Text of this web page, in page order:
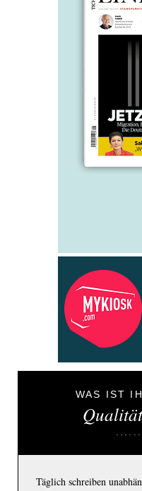
WAS IST
Täglich schreiben